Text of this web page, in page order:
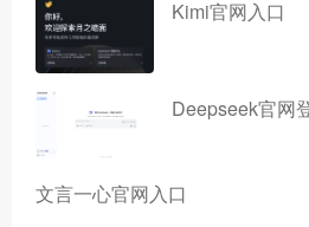
Kimi官网入口
Deepseek官网
文言一心官网入口